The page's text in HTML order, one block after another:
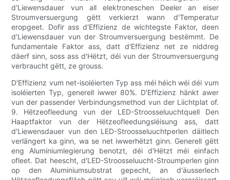
d'Liewensdauer vun all elektroneschen Deeler an eiser
Stroumversuergung gëtt verkierzt wann d'Temperatur
eropgeet. Dofir ass d'Effizienz de wichtegste Faktor, deen
d'Liewensdauer vun der Stroumversuergung bestëmmt. De
fundamentale Faktor ass, datt d'Effizienz net ze niddreg
däerf sinn, soss ass d'Hëtzt, déi vun der Stroumversuergung
verbraucht gëtt, ze grouss.
D'Effizienz vum net-isoléierten Typ ass méi héich wéi déi vum
isoléierten Typ, generell iwwer 80%. D'Effizienz hänkt awer
vun der passender Verbindungsmethod vun der Liichtplat of.
9. Hëtzeofleedung vun der LED-Stroosseluuchtquell Den
Haaptfaktor vun der Hëtzeofleedungsléisung ass, datt
d'Liewensdauer vun den LED-Stroosseluuchtperlen däitlech
verlängert ka ginn, wa se net iwwerhëtzt ginn. Generell gëtt
eng Aluminiumlegierung benotzt, déi d'Hëtzt méi einfach
ofleet. Dat heescht, d'LED-Stroosseluucht-Stroumperlen ginn
op den Aluminiumsubstrat gepecht, an d'äusserlech